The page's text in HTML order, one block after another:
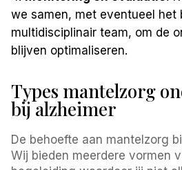
we samen, met eventueel het
multidisciplinair team, om de
blijven optimaliseren.
Types mantelzorg
bij alzheimer
De behoefte aan mantelzorg
Wij bieden meerdere vormen